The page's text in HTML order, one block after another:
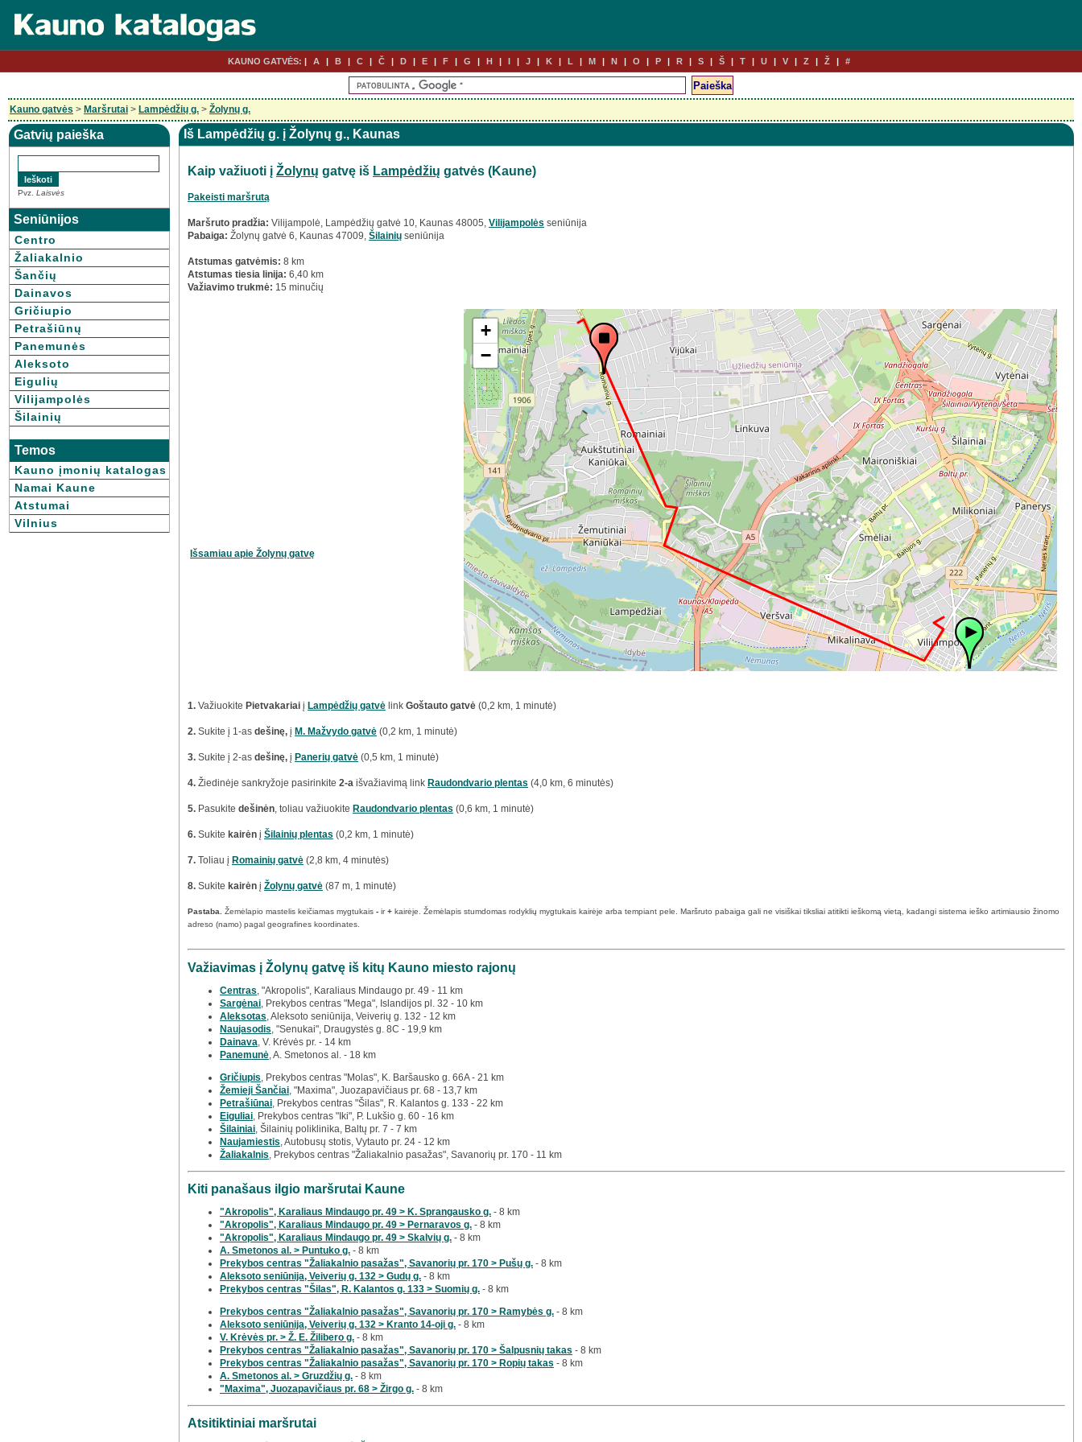
KAUNO GATVĖS: A B C Č D E F G H I J K L M N O P R S Š T U V Z Ž #
Kauno gatvės > Maršrutai > Lampėdžių g. > Žolynų g.
Gatvių paieška
Pvz. Laisvės
Seniūnijos
Centro
Žaliakalnio
Šančių
Dainavos
Gričiupio
Petrašiūnų
Panemunės
Aleksoto
Eigulių
Vilijampolės
Šilainių
Temos
Kauno įmonių katalogas
Namai Kaune
Atstumai
Vilnius
Iš Lampėdžių g. į Žolynų g., Kaunas
Kaip važiuoti į Žolynų gatvę iš Lampėdžių gatvės (Kaune)
Pakeisti maršrutą
Maršruto pradžia: Vilijampolė, Lampėdžių gatvė 10, Kaunas 48005, Vilijampolės seniūnija
Pabaiga: Žolynų gatvė 6, Kaunas 47009, Šilainių seniūnija
Atstumas gatvėmis: 8 km
Atstumas tiesia linija: 6,40 km
Važiavimo trukmė: 15 minučių
Išsamiau apie Žolynų gatvę
+
−
1. Važiuokite Pietvakariai į Lampėdžių gatvė link Goštauto gatvė (0,2 km, 1 minutė)
2. Sukite į 1-as dešinę, į M. Mažvydo gatvė (0,2 km, 1 minutė)
3. Sukite į 2-as dešinę, į Panerių gatvė (0,5 km, 1 minutė)
4. Žiedinėje sankryžoje pasirinkite 2-a išvažiavimą link Raudondvario plentas (4,0 km, 6 minutės)
5. Pasukite dešinėn, toliau važiuokite Raudondvario plentas (0,6 km, 1 minutė)
6. Sukite kairėn į Šilainių plentas (0,2 km, 1 minutė)
7. Toliau į Romainių gatvė (2,8 km, 4 minutės)
8. Sukite kairėn į Žolynų gatvė (87 m, 1 minutė)
Pastaba. Žemėlapio mastelis keičiamas mygtukais - ir+ kairėje. Žemėlapis stumdomas rodyklių mygtukais kairėje arba tempiant pele. Maršruto pabaiga gali ne visiškai tiksliai atitikti ieškomą vietą, kadangi sistema ieško artimiausio žinomo
adreso (namo) pagal geografines koordinates.
Važiavimas į Žolynų gatvę iš kitų Kauno miesto rajonų
Centras , "Akropolis", Karaliaus Mindaugo pr. 49 - 11 km
Sargėnai , Prekybos centras "Mega", Islandijos pl. 32 - 10 km
Aleksotas , Aleksoto seniūnija, Veiverių g. 132 - 12 km
Naujasodis , "Senukai", Draugystės g. 8C - 19,9 km
Dainava , V. Krėvės pr. - 14 km
Panemunė , A. Smetonos al. - 18 km
Gričiupis , Prekybos centras "Molas", K. Baršausko g. 66A - 21 km
Žemieji Šančiai , "Maxima", Juozapavičiaus pr. 68 - 13,7 km
Petrašiūnai , Prekybos centras "Šilas", R. Kalantos g. 133 - 22 km
Eiguliai , Prekybos centras "Iki", P. Lukšio g. 60 - 16 km
Šilainiai , Šilainių poliklinika, Baltų pr. 7 - 7 km
Naujamiestis , Autobusų stotis, Vytauto pr. 24 - 12 km
Žaliakalnis , Prekybos centras "Žaliakalnio pasažas", Savanorių pr. 170 - 11 km
Kiti panašaus ilgio maršrutai Kaune
"Akropolis", Karaliaus Mindaugo pr. 49 > K. Sprangausko g. - 8 km
"Akropolis", Karaliaus Mindaugo pr. 49 > Pernaravos g. - 8 km
"Akropolis", Karaliaus Mindaugo pr. 49 > Skalvių g. - 8 km
A. Smetonos al. > Puntuko g. - 8 km
Prekybos centras "Žaliakalnio pasažas", Savanorių pr. 170 > Pušų g. - 8 km
Aleksoto seniūnija, Veiverių g. 132 > Gudų g. - 8 km
Prekybos centras "Šilas", R. Kalantos g. 133 > Suomių g. - 8 km
Prekybos centras "Žaliakalnio pasažas", Savanorių pr. 170 > Ramybės g. - 8 km
Aleksoto seniūnija, Veiverių g. 132 > Kranto 14-oji g. - 8 km
V. Krėvės pr. > Ž. E. Žilibero g. - 8 km
Prekybos centras "Žaliakalnio pasažas", Savanorių pr. 170 > Šalpusnių takas - 8 km
Prekybos centras "Žaliakalnio pasažas", Savanorių pr. 170 > Ropių takas - 8 km
A. Smetonos al. > Gruzdžių g. - 8 km
"Maxima", Juozapavičiaus pr. 68 > Žirgo g. - 8 km
Atsitiktiniai maršrutai